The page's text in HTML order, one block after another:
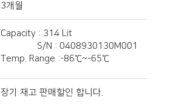
3개월
Capacity : 314 Lit
S/N : 0408930130M001
Temp. Range :-86℃~-65℃
장기 재고 판매할인 합니다.